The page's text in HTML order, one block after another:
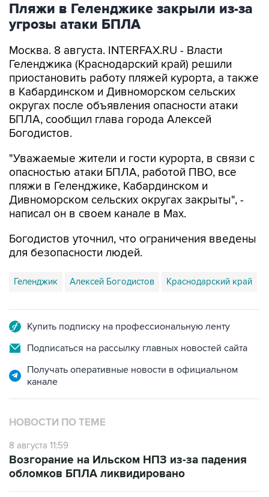
Пляжи в Геленджике закрыли из-за
угрозы атаки БПЛА
Москва. 8 августа. INTERFAX.RU - Власти
Геленджика (Краснодарский край) решили
приостановить работу пляжей курорта, а также
в Кабардинском и Дивноморском сельских
округах после объявления опасности атаки
БПЛА, сообщил глава города Алексей
Богодистов.
"Уважаемые жители и гости курорта, в связи с
опасностью атаки БПЛА, работой ПВО, все
пляжи в Геленджике, Кабардинском и
Дивноморском сельских округах закрыты", -
написал он в своем канале в Max.
Богодистов уточнил, что ограничения введены
для безопасности людей.
Геленджик Алексей Богодистов Краснодарский край
Купить подписку на профессиональную ленту
Подписаться на рассылку главных новостей сайта
Получать оперативные новости в официальном
канале
НОВОСТИ ПО ТЕМЕ
8 августа 11:59
Возгорание на Ильском НПЗ из-за падения
обломков БПЛА ликвидировано